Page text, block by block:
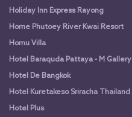
Holiday Inn Express Rayong
Home Phutoey River Kwai Resort
Homu Villa
Hotel Baraquda Pattaya - M Gallery
Hotel De Bangkok
Hotel Kuretakeso Sriracha Thailand
Hotel Plus